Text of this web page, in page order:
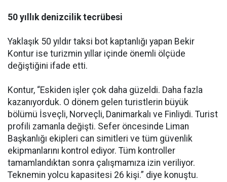
50 yıllık denizcilik tecrübesi
Yaklaşık 50 yıldır taksi bot kaptanlığı yapan Bekir
Kontur ise turizmin yıllar içinde önemli ölçüde
değiştiğini ifade etti.
Kontur, “Eskiden işler çok daha güzeldi. Daha fazla
kazanıyorduk. O dönem gelen turistlerin büyük
bölümü İsveçli, Norveçli, Danimarkalı ve Finliydi. Turist
profili zamanla değişti. Sefer öncesinde Liman
Başkanlığı ekipleri can simitleri ve tüm güvenlik
ekipmanlarını kontrol ediyor. Tüm kontroller
tamamlandıktan sonra çalışmamıza izin veriliyor.
Teknemin yolcu kapasitesi 26 kişi.” diye konuştu.